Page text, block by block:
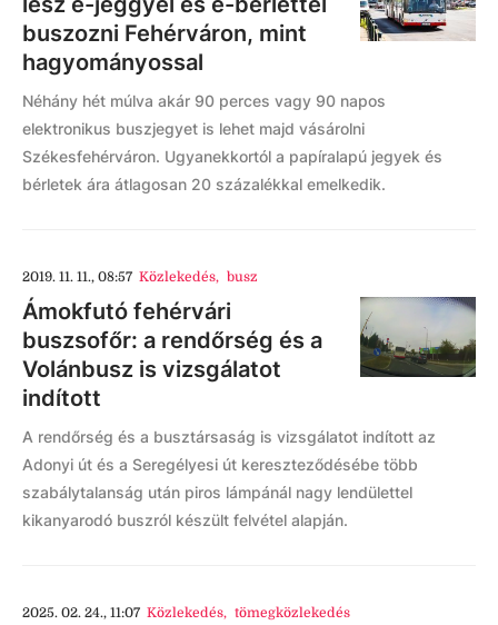
buszozni Fehérváron, mint
hagyományossal
Néhány hét múlva akár 90 perces vagy 90 napos
elektronikus buszjegyet is lehet majd vásárolni
Székesfehérváron. Ugyanekkortól a papíralapú jegyek és
bérletek ára átlagosan 20 százalékkal emelkedik.
2019. 11. 11., 08:57 Közlekedés, busz
Ámokfutó fehérvári
buszsofőr: a rendőrség és a
Volánbusz is vizsgálatot
indított
A rendőrség és a busztársaság is vizsgálatot indított az
Adonyi út és a Seregélyesi út kereszteződésébe több
szabálytalanság után piros lámpánál nagy lendülettel
kikanyarodó buszról készült felvétel alapján.
2025. 02. 24., 11:07 Közlekedés, tömegközlekedés